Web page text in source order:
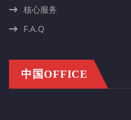
核心服务
F.A.Q
中国OFFICE